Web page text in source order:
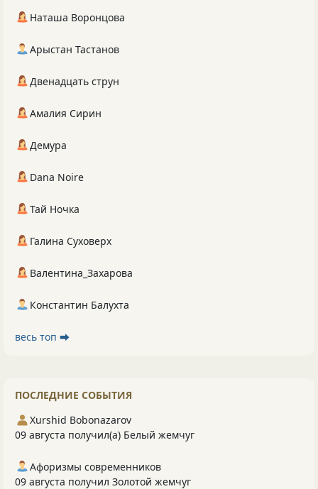
Наташа Воронцова
Арыстан Тастанов
Двенадцать струн
Амалия Сирин
Демура
Dana Noire
Тай Ночка
Галина Суховерх
Валентина_Захарова
Константин Балухта
весь топ ⮕
ПОСЛЕДНИЕ СОБЫТИЯ
Xurshid Bobonazarov
09 августа получил(а) Белый жемчуг
Афоризмы современников
09 августа получил Золотой жемчуг